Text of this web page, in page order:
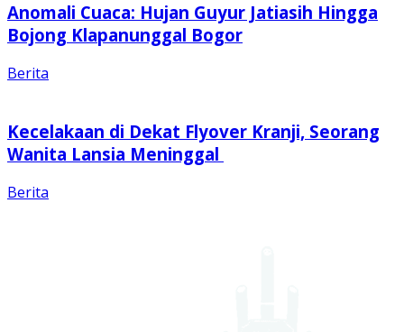
Anomali Cuaca: Hujan Guyur Jatiasih Hingga
Bojong Klapanunggal Bogor
Berita
Kecelakaan di Dekat Flyover Kranji, Seorang
Wanita Lansia Meninggal
Berita